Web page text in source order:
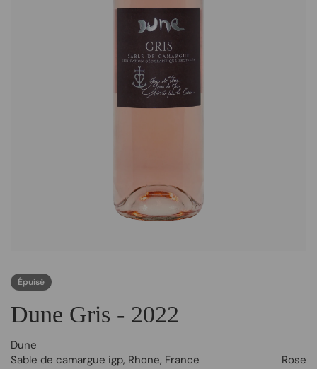
Épuisé
Dune Gris - 2022
Dune
Sable de camargue igp, Rhone, France Rose